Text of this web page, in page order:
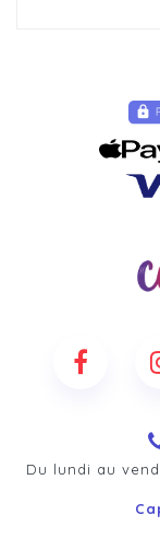
Du lundi au